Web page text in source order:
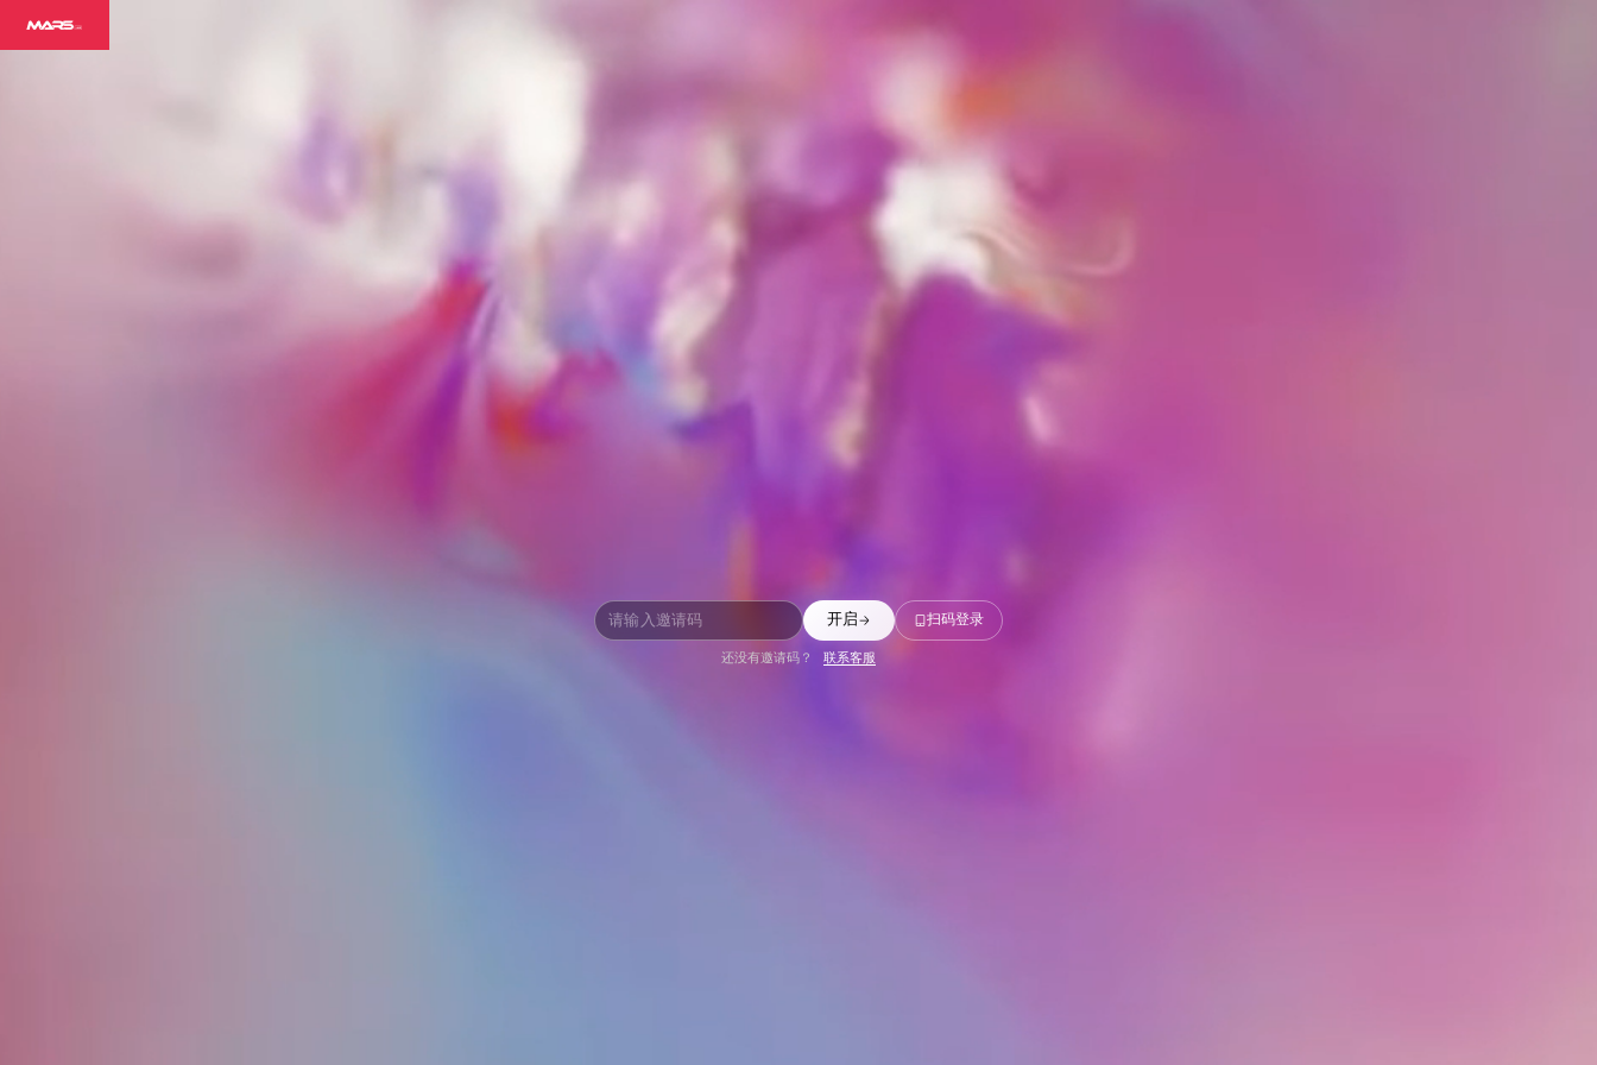
开启 扫码登录
还没有邀请码？ 联系客服